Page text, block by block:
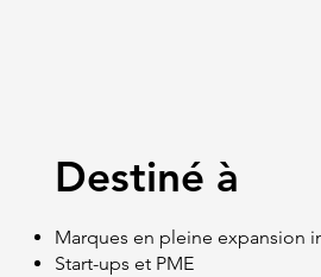
Destiné à
Marques en pleine expansion
Start-ups et PME